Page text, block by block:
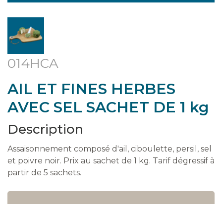
014HCA
AIL ET FINES HERBES
AVEC SEL SACHET DE 1 kg
Description
Assaisonnement composé d'ail, ciboulette, persil, sel
et poivre noir. Prix au sachet de 1 kg. Tarif dégressif à
partir de 5 sachets.